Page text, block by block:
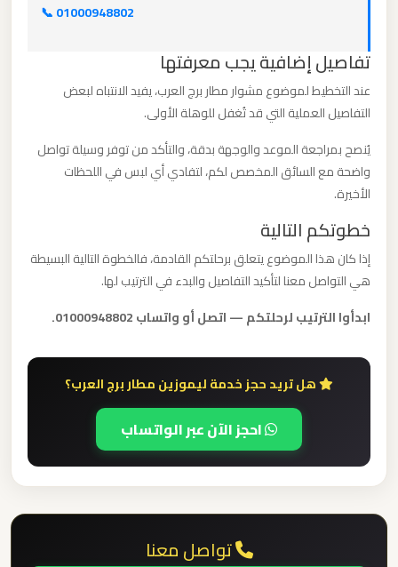
📞 01000948802
تفاصيل إضافية يجب معرفتها
عند التخطيط لموضوع مشوار مطار برج العرب، يفيد الانتباه لبعض
التفاصيل العملية التي قد تُغفل للوهلة الأولى.
يُنصح بمراجعة الموعد والوجهة بدقة، والتأكد من توفر وسيلة تواصل
واضحة مع السائق المخصص لكم، لتفادي أي لبس في اللحظات
الأخيرة.
خطوتكم التالية
إذا كان هذا الموضوع يتعلق برحلتكم القادمة، فالخطوة التالية البسيطة
هي التواصل معنا لتأكيد التفاصيل والبدء في الترتيب لها.
ابدأوا الترتيب لرحلتكم — اتصل أو واتساب 01000948802.
هل تريد حجز خدمة ليموزين مطار برج العرب؟
احجز الآن عبر الواتساب
تواصل معنا
مطار
العرب
ليموزين
العرب
ليموزين
القاهرة
ليموزين
مطار
القاهرة
الدولي